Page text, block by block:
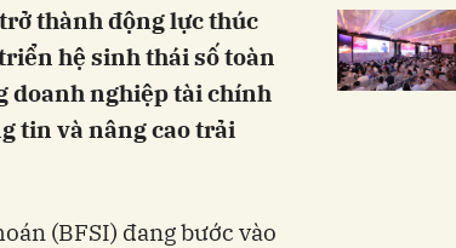
thành động lực thúc
hệ sinh thái số toàn
doanh nghiệp tài chính
tin và nâng cao trải
(BFSI) đang bước vào